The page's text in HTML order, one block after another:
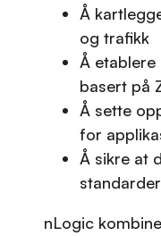
Å
og trafikk
Å
basert på
Å sette
for
Å sikre at
nLogic